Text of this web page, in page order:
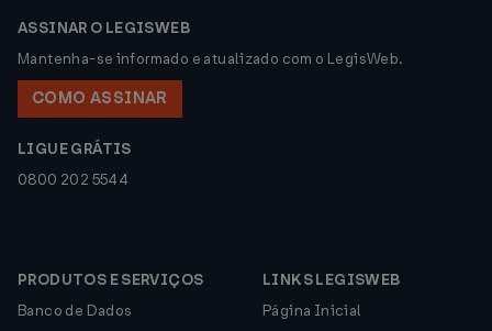
ASSINAR O LEGISWEB
Mantenha-se informado e atualizado com o LegisWeb.
COMO ASSINAR
LIGUE GRÁTIS
0800 202 5544
PRODUTOS E SERVIÇOS
Banco de Dados
LINKS LEGISWEB
Página Inicial